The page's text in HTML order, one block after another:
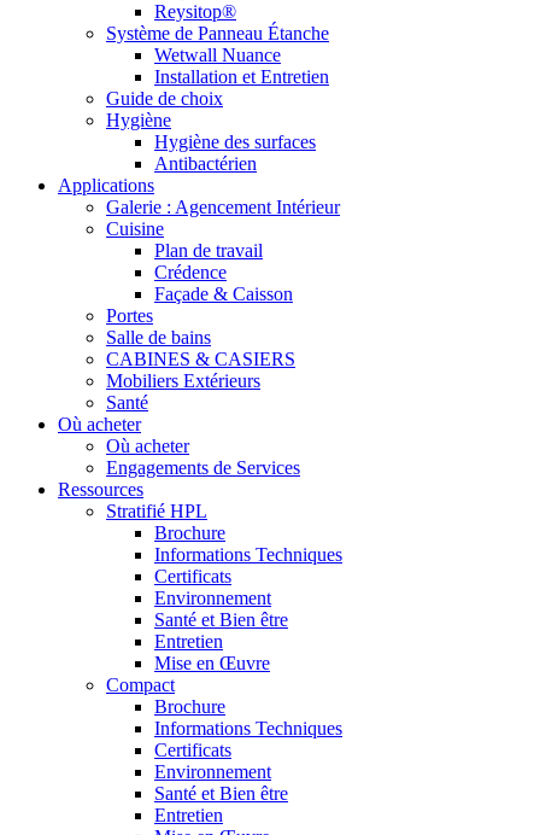
Reysitop®
Système de Panneau Étanche
Wetwall Nuance
Installation et Entretien
Guide de choix
Hygiène
Hygiène des surfaces
Antibactérien
Applications
Galerie : Agencement Intérieur
Cuisine
Plan de travail
Crédence
Façade & Caisson
Portes
Salle de bains
CABINES & CASIERS
Mobiliers Extérieurs
Santé
Où acheter
Où acheter
Engagements de Services
Ressources
Stratifié HPL
Brochure
Informations Techniques
Certificats
Environnement
Santé et Bien être
Entretien
Mise en Œuvre
Compact
Brochure
Informations Techniques
Certificats
Environnement
Santé et Bien être
Entretien